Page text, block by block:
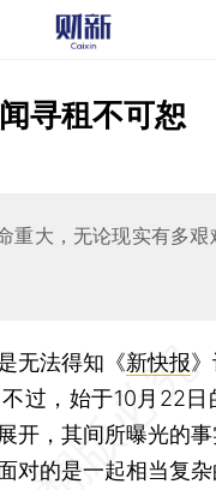
寻租不可恕
重大，无论现实有多
法得知《新快报
过，始于10月22日
开，其间所曝光的
对的是一起相当复